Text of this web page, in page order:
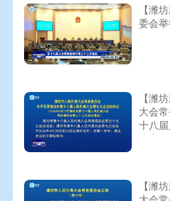
【潍
委会
【潍
大会
十八
决定
【潍